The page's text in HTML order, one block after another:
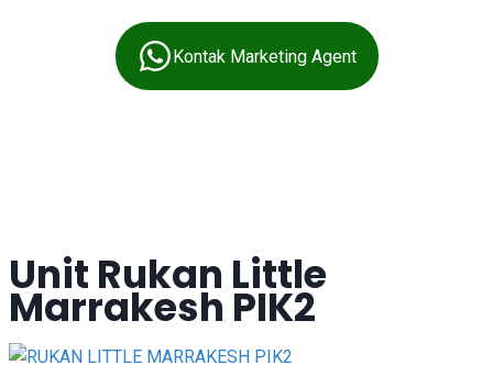
Kontak Marketing Agent
Unit Rukan Little
Marrakesh PIK2